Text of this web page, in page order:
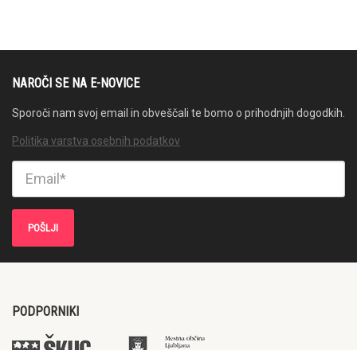
NAROČI SE NA E-NOVICE
Sporoči nam svoj email in obveščali te bomo o prihodnjih dogodkih.
Politika varstva osebnih podatkov
PODPORNIKI